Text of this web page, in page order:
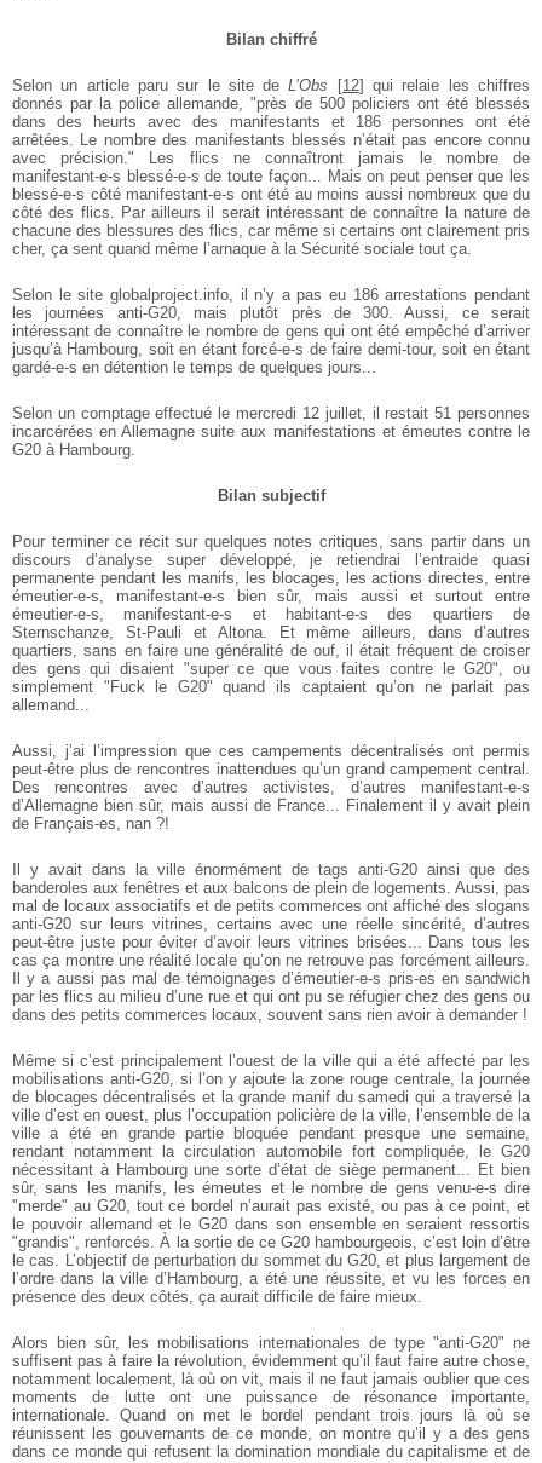
Bilan chiffré
Selon un article paru sur le site deL’Obs [12] qui relaie les chiffres
donnés par la police allemande, "près de 500 policiers ont été blessés
dans des heurts avec des manifestants et 186 personnes ont été
arrêtées. Le nombre des manifestants blessés n’était pas encore connu
avec précision." Les flics ne connaîtront jamais le nombre de
manifestant-e-s blessé-e-s de toute façon... Mais on peut penser que les
blessé-e-s côté manifestant-e-s ont été au moins aussi nombreux que du
côté des flics. Par ailleurs il serait intéressant de connaître la nature de
chacune des blessures des flics, car même si certains ont clairement pris
cher, ça sent quand même l’arnaque à la Sécurité sociale tout ça.
Selon le site globalproject.info, il n’y a pas eu 186 arrestations pendant
les journées anti-G20, mais plutôt près de 300. Aussi, ce serait
intéressant de connaître le nombre de gens qui ont été empêché d’arriver
jusqu’à Hambourg, soit en étant forcé-e-s de faire demi-tour, soit en étant
gardé-e-s en détention le temps de quelques jours...
Selon un comptage effectué le mercredi 12 juillet, il restait 51 personnes
incarcérées en Allemagne suite aux manifestations et émeutes contre le
G20 à Hambourg.
Bilan subjectif
Pour terminer ce récit sur quelques notes critiques, sans partir dans un
discours d’analyse super développé, je retiendrai l’entraide quasi
permanente pendant les manifs, les blocages, les actions directes, entre
émeutier-e-s, manifestant-e-s bien sûr, mais aussi et surtout entre
émeutier-e-s, manifestant-e-s et habitant-e-s des quartiers de
Sternschanze, St-Pauli et Altona. Et même ailleurs, dans d’autres
quartiers, sans en faire une généralité de ouf, il était fréquent de croiser
des gens qui disaient "super ce que vous faites contre le G20", ou
simplement "Fuck le G20" quand ils captaient qu’on ne parlait pas
allemand...
Aussi, j’ai l’impression que ces campements décentralisés ont permis
peut-être plus de rencontres inattendues qu’un grand campement central.
Des rencontres avec d’autres activistes, d’autres manifestant-e-s
d’Allemagne bien sûr, mais aussi de France... Finalement il y avait plein
de Français-es, nan ?!
Il y avait dans la ville énormément de tags anti-G20 ainsi que des
banderoles aux fenêtres et aux balcons de plein de logements. Aussi, pas
mal de locaux associatifs et de petits commerces ont affiché des slogans
anti-G20 sur leurs vitrines, certains avec une réelle sincérité, d’autres
peut-être juste pour éviter d’avoir leurs vitrines brisées... Dans tous les
cas ça montre une réalité locale qu’on ne retrouve pas forcément ailleurs.
Il y a aussi pas mal de témoignages d’émeutier-e-s pris-es en sandwich
par les flics au milieu d’une rue et qui ont pu se réfugier chez des gens ou
dans des petits commerces locaux, souvent sans rien avoir à demander !
Même si c’est principalement l’ouest de la ville qui a été affecté par les
mobilisations anti-G20, si l’on y ajoute la zone rouge centrale, la journée
de blocages décentralisés et la grande manif du samedi qui a traversé la
ville d’est en ouest, plus l’occupation policière de la ville, l’ensemble de la
ville a été en grande partie bloquée pendant presque une semaine,
rendant notamment la circulation automobile fort compliquée, le G20
nécessitant à Hambourg une sorte d’état de siège permanent... Et bien
sûr, sans les manifs, les émeutes et le nombre de gens venu-e-s dire
"merde" au G20, tout ce bordel n’aurait pas existé, ou pas à ce point, et
le pouvoir allemand et le G20 dans son ensemble en seraient ressortis
"grandis", renforcés. À la sortie de ce G20 hambourgeois, c’est loin d’être
le cas. L’objectif de perturbation du sommet du G20, et plus largement de
l’ordre dans la ville d’Hambourg, a été une réussite, et vu les forces en
présence des deux côtés, ça aurait difficile de faire mieux.
Alors bien sûr, les mobilisations internationales de type "anti-G20" ne
suffisent pas à faire la révolution, évidemment qu’il faut faire autre chose,
notamment localement, là où on vit, mais il ne faut jamais oublier que ces
moments de lutte ont une puissance de résonance importante,
internationale. Quand on met le bordel pendant trois jours là où se
réunissent les gouvernants de ce monde, on montre qu’il y a des gens
dans ce monde qui refusent la domination mondiale du capitalisme et de